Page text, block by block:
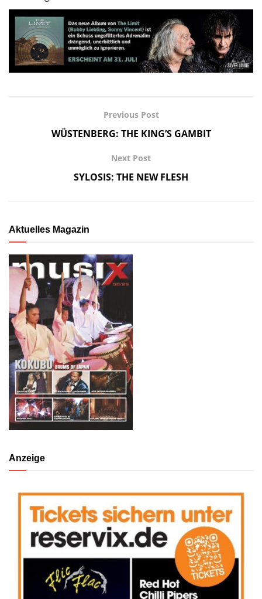
Previous Post
WÜSTENBERG: THE KING’S GAMBIT
Next Post
SYLOSIS: THE NEW FLESH
Aktuelles Magazin
Anzeige